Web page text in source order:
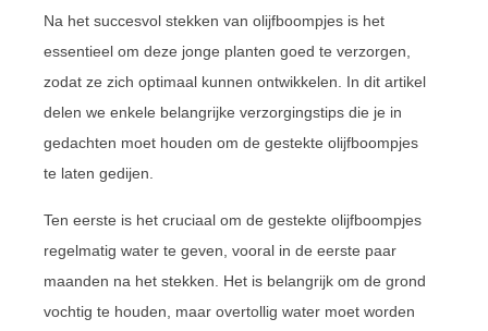
Na het succesvol stekken van olijfboompjes is het
essentieel om deze jonge planten goed te verzorgen,
zodat ze zich optimaal kunnen ontwikkelen. In dit artikel
delen we enkele belangrijke verzorgingstips die je in
gedachten moet houden om de gestekte olijfboompjes
te laten gedijen.
Ten eerste is het cruciaal om de gestekte olijfboompjes
regelmatig water te geven, vooral in de eerste paar
maanden na het stekken. Het is belangrijk om de grond
vochtig te houden, maar overtollig water moet worden